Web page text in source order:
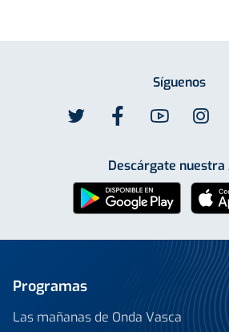
Síguenos
Descárgate nuestra
Programas
Las mañanas de Onda Vasca